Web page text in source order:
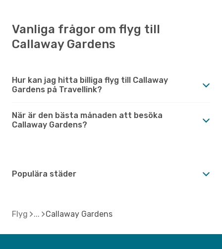
Vanliga frågor om flyg till
Callaway Gardens
Hur kan jag hitta billiga flyg till Callaway
Gardens på Travellink?
När är den bästa månaden att besöka
Callaway Gardens?
Populära städer
Flyg Callaway Gardens